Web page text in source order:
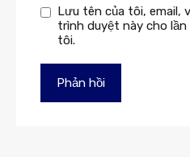
Lưu tên của tôi, email,
trình duyệt này cho lần
tôi.